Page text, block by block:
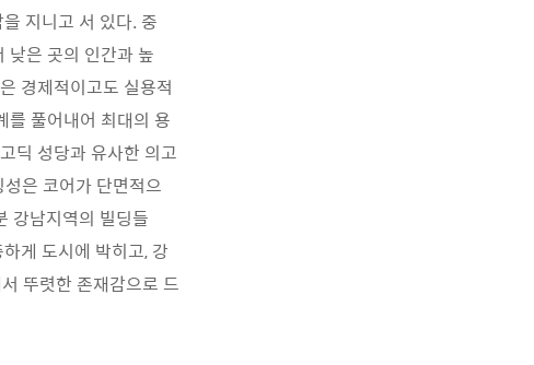
지니고 서 있다. 중
낮은 곳의 인간과 높
경제적이고도 실용적
를 풀어내어 최대의 용
딕 성당과 유사한 의고
은 코어가 단면적으
강남지역의 빌딩들
게 도시에 박히고, 강
뚜렷한 존재감으로 드